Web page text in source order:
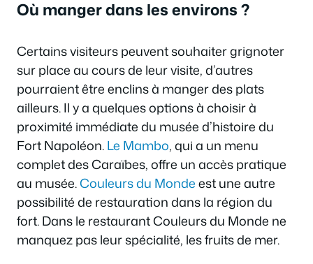
Où manger dans les environs ?
Certains visiteurs peuvent souhaiter grignoter
sur place au cours de leur visite, d’autres
pourraient être enclins à manger des plats
ailleurs. Il y a quelques options à choisir à
proximité immédiate du musée d’histoire du
Fort Napoléon.Le Mambo, qui a un menu
complet des Caraïbes, offre un accès pratique
au musée.Couleurs du Mondeest une autre
possibilité de restauration dans la région du
fort. Dans le restaurant Couleurs du Monde ne
manquez pas leur spécialité, les fruits de mer.